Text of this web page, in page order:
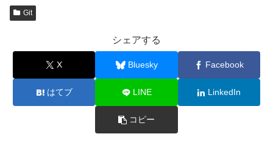
Git
シェアする
X Bluesky Facebook
はてブ LINE LinkedIn
コピー